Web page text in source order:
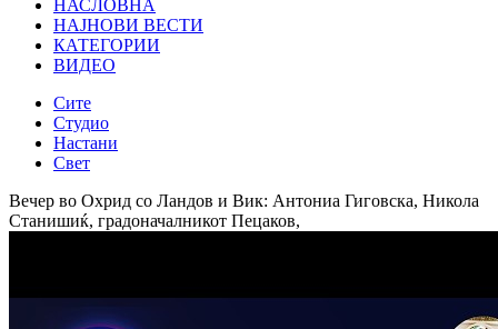
НАСЛОВНА
НАЈНОВИ ВЕСТИ
КАТЕГОРИИ
ВИДЕО
Сите
Студио
Настани
Свет
Вечер во Охрид со Ландов и Вик: Антониа Гиговска, Никола
Станишиќ, градоначалникот Пецаков,